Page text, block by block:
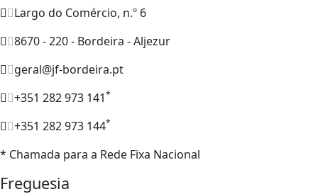
Largo do Comércio, n.º 6
8670 - 220 - Bordeira - Aljezur
geral@jf-bordeira.pt
+351 282 973 141*
+351 282 973 144*
* Chamada para a Rede Fixa Nacional
Freguesia